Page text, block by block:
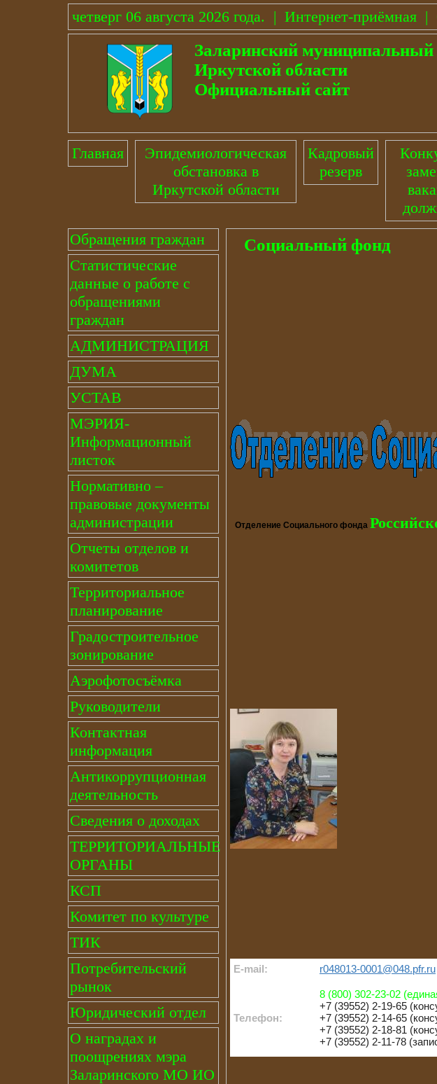
четверг 06 августа 2026 года. | Интернет-приёмная |
Заларинский муниципальный
Иркутской области
Официальный сайт
Главная
Эпидемиологическая
обстановка в
Иркутской области
Кадровый
резерв
Обращения граждан
Статистические
данные о работе с
обращениями
граждан
АДМИНИСТРАЦИЯ
ДУМА
УСТАВ
МЭРИЯ-
Информационный
листок
Нормативно –
правовые документы
администрации
Отчеты отделов и
комитетов
Территориальное
планирование
Градостроительное
зонирование
Аэрофотосъёмка
Руководители
Контактная
информация
Антикоррупционная
деятельность
Сведения о доходах
ТЕРРИТОРИАЛЬНЫЕ
ОРГАНЫ
КСП
Комитет по культуре
ТИК
Потребительский
рынок
Юридический отдел
О наградах и
поощрениях мэра
Заларинского МО ИО
Социальный фонд
Отделение Социального фонда
E-mail: r048013-0001@048.pfr.ru
Телефон:
8 (800) 302-23-02
+7 (39552) 2-19-65
+7 (39552) 2-14-65
+7 (39552) 2-18-81
+7 (39552) 2-11-78